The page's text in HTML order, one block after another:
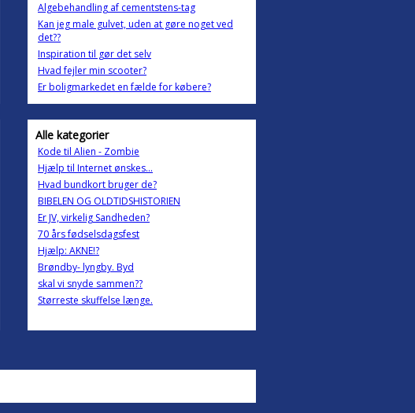
Algebehandling af cementstens-tag
Kan jeg male gulvet, uden at gøre noget ved
det??
Inspiration til gør det selv
Hvad fejler min scooter?
Er boligmarkedet en fælde for købere?
Alle kategorier
Kode til Alien - Zombie
Hjælp til Internet ønskes...
Hvad bundkort bruger de?
BIBELEN OG OLDTIDSHISTORIEN
Er JV, virkelig Sandheden?
70 års fødselsdagsfest
Hjælp: AKNE!?
Brøndby- lyngby. Byd
skal vi snyde sammen??
Størreste skuffelse længe.